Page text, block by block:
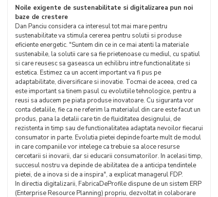
Noile exigente de sustenabilitate si digitalizarea pun noi
baze de crestere
Dan Panciu considera ca interesul tot mai mare pentru
sustenabilitate va stimula cererea pentru solutii si produse
eficiente energetic. "Suntem din ce in ce mai atenti la materiale
sustenabile, la solutii care sa fie prietenoase cu mediul, cu spatiul
si care reusesc sa gaseasca un echilibru intre functionalitate si
estetica. Estimez ca un accent important va fi pus pe
adaptabilitate, diversificare si inovatie. Tocmai de aceea, cred ca
este important sa tinem pasul cu evolutiile tehnologice, pentru a
reusi sa aducem pe piata produse inovatoare. Cu siguranta vor
conta detaliile, fie ca ne referim la materialul din care este facut un
produs, pana la detalii care tin de fluiditatea designului, de
rezistenta in timp sau de functionalitatea adaptata nevoilor fiecarui
consumator in parte. Evolutia pietei depinde foarte mult de modul
in care companiile vor intelege ca trebuie sa aloce resurse
cercetarii si inovarii, dar si educarii consumatorilor. In acelasi timp,
succesul nostru va depinde de abilitatea de a anticipa tendintele
pietei, de a inova si de a inspira", a explicat managerul FDP.
In directia digitalizarii, FabricaDeProfile dispune de un sistem ERP
(Enterprise Resource Planning) propriu, dezvoltat in colaborare